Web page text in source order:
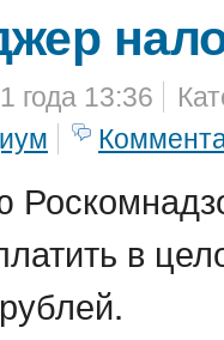
года 13:36
в